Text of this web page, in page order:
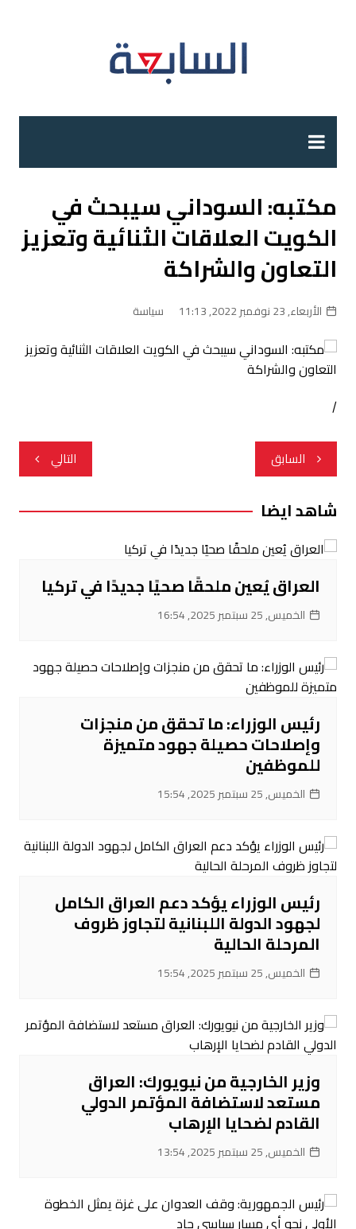
مكتبه: السوداني سيبحث في
الكويت العلاقات الثنائية وتعزيز
التعاون والشراكة
الأربعاء, 23 نوفمبر 2022, 11:13 سياسة
/
تصفّح
المقالات
السابق التالي
شاهد ايضا
العراق يُعين ملحقًا صحيًا جديدًا في تركيا
الخميس, 25 سبتمبر 2025, 16:54
رئيس الوزراء: ما تحقق من منجزات
وإصلاحات حصيلة جهود متميزة
للموظفين
الخميس, 25 سبتمبر 2025, 15:54
رئيس الوزراء يؤكد دعم العراق الكامل
لجهود الدولة اللبنانية لتجاوز ظروف
المرحلة الحالية
الخميس, 25 سبتمبر 2025, 15:54
وزير الخارجية من نيويورك: العراق
مستعد لاستضافة المؤتمر الدولي
القادم لضحايا الإرهاب
الخميس, 25 سبتمبر 2025, 13:54